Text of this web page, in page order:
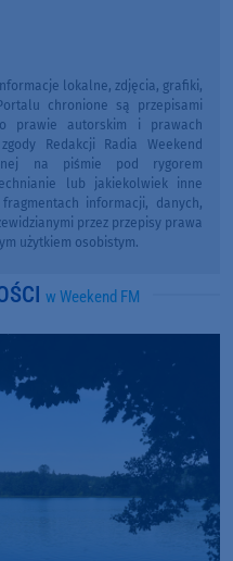
lokalne, zdjęcia, grafiki,
chronione są przepisami
prawie autorskim i prawach
Redakcji Radia Weekend
na piśmie pod rygorem
lub jakiekolwiek inne
informacji, danych,
przez przepisy prawa
użytkiem osobistym.
w Weekend FM